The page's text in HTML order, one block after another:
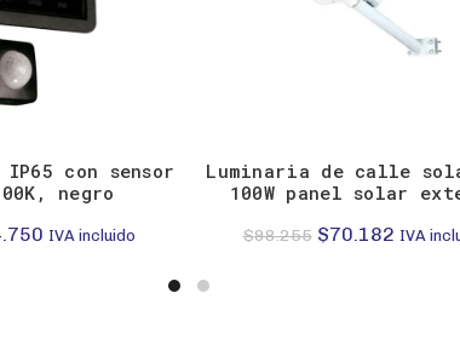
con sensor
negro
ElIVA incluido
Luminaria de calle
100W panel solar
$98.255 El
$70.182ElIVA